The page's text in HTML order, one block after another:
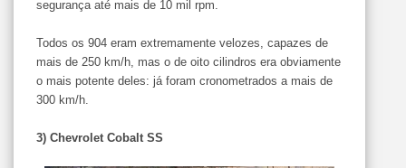
segurança até mais de 10 mil rpm.
Todos os 904 eram extremamente velozes, capazes de
mais de 250 km/h, mas o de oito cilindros era obviamente
o mais potente deles: já foram cronometrados a mais de
300 km/h.
3) Chevrolet Cobalt SS